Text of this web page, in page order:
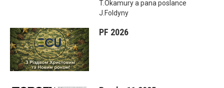
T.Okamury a pana poslance
J.Foldyny
PF 2026